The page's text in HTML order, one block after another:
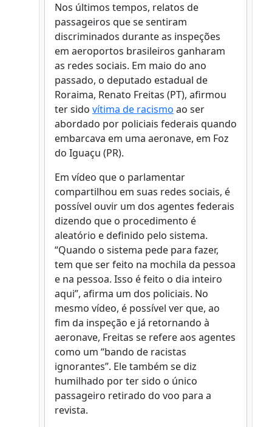
Nos últimos tempos, relatos de
passageiros que se sentiram
discriminados durante as inspeções
em aeroportos brasileiros ganharam
as redes sociais. Em maio do ano
passado, o deputado estadual de
Roraima, Renato Freitas (PT), afirmou
ter sido vítima de racismo ao ser
abordado por policiais federais quando
embarcava em uma aeronave, em Foz
do Iguaçu (PR).
Em vídeo que o parlamentar
compartilhou em suas redes sociais, é
possível ouvir um dos agentes federais
dizendo que o procedimento é
aleatório e definido pelo sistema.
“Quando o sistema pede para fazer,
tem que ser feito na mochila da pessoa
e na pessoa. Isso é feito o dia inteiro
aqui”, afirma um dos policiais. No
mesmo vídeo, é possível ver que, ao
fim da inspeção e já retornando à
aeronave, Freitas se refere aos agentes
como um “bando de racistas
ignorantes”. Ele também se diz
humilhado por ter sido o único
passageiro retirado do voo para a
revista.